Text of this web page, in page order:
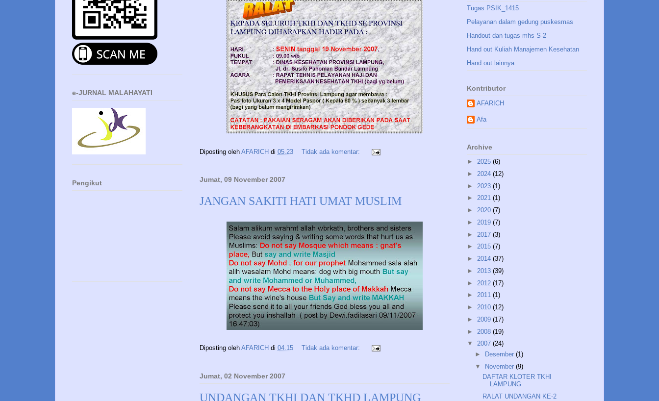
Diposting oleh AFARICH di 05.23 Tidak ada komentar:
Jumat, 09 November 2007
JANGAN SAKITI HATI UMAT MUSLIM
Diposting oleh AFARICH di 04.15 Tidak ada komentar:
Jumat, 02 November 2007
UNDANGAN TKHI DAN TKHD LAMPUNG
e-JURNAL MALAHAYATI
Pengikut
Tugas PSIK_1415
Pelayanan dalam gedung puskesmas
Handout dan tugas mhs S-2
Hand out Kuliah Manajemen Kesehatan
Hand out lainnya
Kontributor
AFARICH
Afa
Archive
► 2025 (6)
► 2024 (12)
► 2023 (1)
► 2021 (1)
► 2020 (7)
► 2019 (7)
► 2017 (3)
► 2015 (7)
► 2014 (37)
► 2013 (39)
► 2012 (17)
► 2011 (1)
► 2010 (12)
► 2009 (17)
► 2008 (19)
▼ 2007 (24)
►
Desember (1)
▼ November (9)
DAFTAR KLOTER TKHI
LAMPUNG
RALAT UNDANGAN KE-2